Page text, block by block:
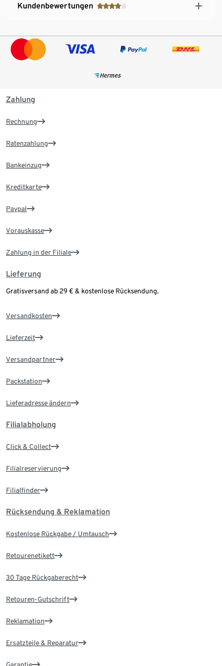
Kundenbewertungen
Zahlung
Rechnung
Ratenzahlung
Bankeinzug
Kreditkarte
Paypal
Vorauskasse
Zahlung in der Filiale
Lieferung
Gratisversand ab 29 € & kostenlose Rücksendung.
Versandkosten
Lieferzeit
Versandpartner
Packstation
Lieferadresse ändern
Filialabholung
Click & Collect
Filialreservierung
Filialfinder
Rücksendung & Reklamation
Kostenlose Rückgabe / Umtausch
Retourenetikett
30 Tage Rückgaberecht
Retouren-Gutschrift
Reklamation
Ersatzteile & Reparatur